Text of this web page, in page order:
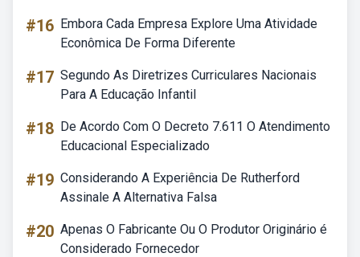
#16 Embora Cada Empresa Explore Uma Atividade
Econômica De Forma Diferente
#17 Segundo As Diretrizes Curriculares Nacionais
Para A Educação Infantil
#18 De Acordo Com O Decreto 7.611 O Atendimento
Educacional Especializado
#19 Considerando A Experiência De Rutherford
Assinale A Alternativa Falsa
#20 Apenas O Fabricante Ou O Produtor Originário é
Considerado Fornecedor